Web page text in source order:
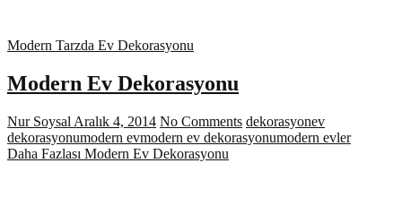
Modern Tarzda Ev Dekorasyonu
Modern Ev Dekorasyonu
Nur Soysal Aralık 4, 2014 No Comments dekorasyonev
dekorasyonumodern evmodern ev dekorasyonumodern evler
Daha Fazlası Modern Ev Dekorasyonu